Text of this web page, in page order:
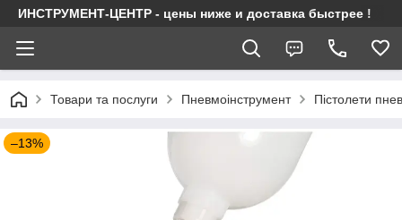
ИНСТРУМЕНТ-ЦЕНТР - цены ниже и доставка быстрее !
Товари та послуги Пневмоінструмент Пістолети
–13%